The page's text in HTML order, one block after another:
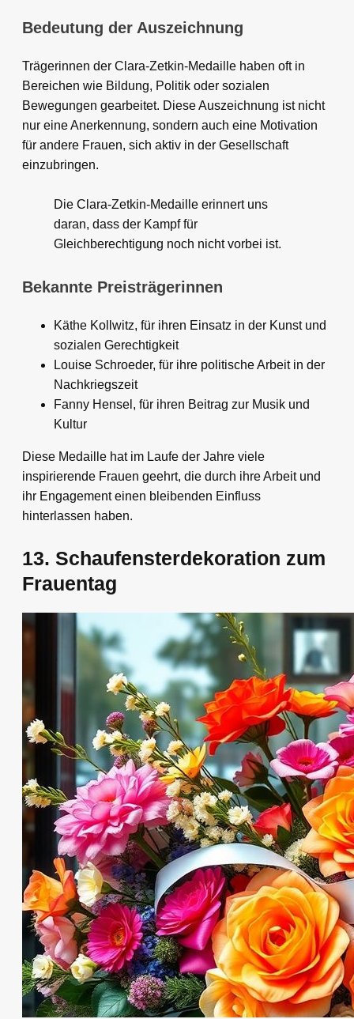
Bedeutung der Auszeichnung
Trägerinnen der Clara-Zetkin-Medaille haben oft in
Bereichen wie Bildung, Politik oder sozialen
Bewegungen gearbeitet. Diese Auszeichnung ist nicht
nur eine Anerkennung, sondern auch eine Motivation
für andere Frauen, sich aktiv in der Gesellschaft
einzubringen.
Die Clara-Zetkin-Medaille erinnert uns
daran, dass der Kampf für
Gleichberechtigung noch nicht vorbei ist.
Bekannte Preisträgerinnen
Käthe Kollwitz, für ihren Einsatz in der Kunst und
sozialen Gerechtigkeit
Louise Schroeder, für ihre politische Arbeit in der
Nachkriegszeit
Fanny Hensel, für ihren Beitrag zur Musik und
Kultur
Diese Medaille hat im Laufe der Jahre viele
inspirierende Frauen geehrt, die durch ihre Arbeit und
ihr Engagement einen bleibenden Einfluss
hinterlassen haben.
13. Schaufensterdekoration zum
Frauentag